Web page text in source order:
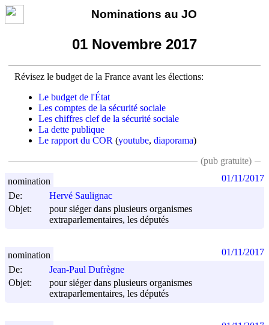
Nominations au JO
01 Novembre 2017
Révisez le budget de la France avant les élections:
Le budget de l'État
Les comptes de la sécurité sociale
Les chiffres clef de la sécurité sociale
La dette publique
Le rapport du COR (youtube, diaporama)
(pub gratuite)
De:
Hervé Saulignac
Objet:
pour siéger dans plusieurs organismes
extraparlementaires, les députés
nomination 01/11/2017
De:
Jean-Paul Dufrègne
Objet:
pour siéger dans plusieurs organismes
extraparlementaires, les députés
nomination 01/11/2017